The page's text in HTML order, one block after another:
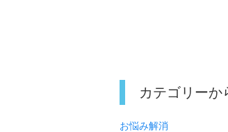
り
カテゴリーか
お悩み解消